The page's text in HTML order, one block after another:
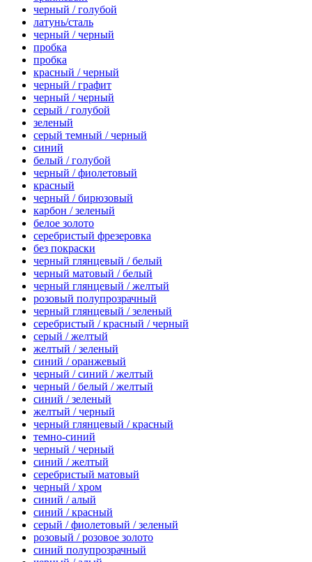
черный / голубой
латунь/сталь
черный / черный
пробка
пробка
красный / черный
черный / графит
черный / черный
серый / голубой
зеленый
серый темный / черный
синий
белый / голубой
черный / фиолетовый
красный
черный / бирюзовый
карбон / зеленый
белое золото
серебристый фрезеровка
без покраски
черный глянцевый / белый
черный матовый / белый
черный глянцевый / желтый
розовый полупрозрачный
черный глянцевый / зеленый
серебристый / красный / черный
серый / желтый
желтый / зеленый
синий / оранжевый
черный / синий / желтый
черный / белый / желтый
синий / зеленый
желтый / черный
черный глянцевый / красный
темно-синий
черный / черный
синий / желтый
серебристый матовый
черный / хром
синий / алый
синий / красный
серый / фиолетовый / зеленый
розовый / розовое золото
синий полупрозрачный